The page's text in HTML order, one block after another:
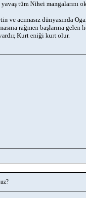
tüm Nihei mangalarını
ve acımasız dünyasında
rağmen başlarına
Kurt eniği kurt olur.